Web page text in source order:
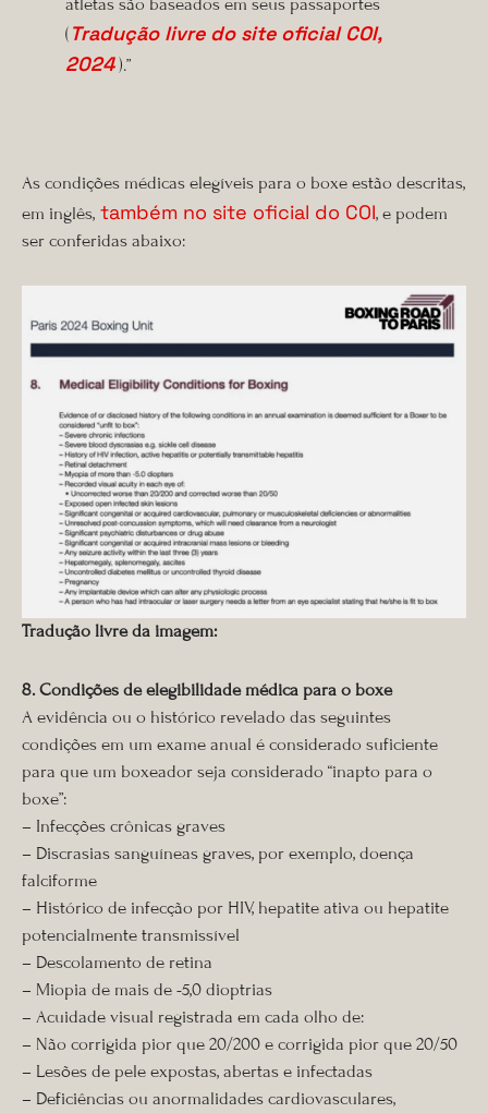
( Tradução livre do site oficial COI,
2024).”
As condições médicas elegíveis para o boxe estão descritas,
em inglês, também no site oficial do COI, e podem
ser conferidas abaixo:
Tradução livre da imagem:
8. Condições de elegibilidade médica para o boxe
A evidência ou o histórico revelado das seguintes
condições em um exame anual é considerado suficiente
para que um boxeador seja considerado “inapto para o
boxe”:
– Infecções crônicas graves
– Discrasias sanguíneas graves, por exemplo, doença
falciforme
– Histórico de infecção por HIV, hepatite ativa ou hepatite
potencialmente transmissível
– Descolamento de retina
– Miopia de mais de -5,0 dioptrias
– Acuidade visual registrada em cada olho de:
– Não corrigida pior que 20/200 e corrigida pior que 20/50
– Lesões de pele expostas, abertas e infectadas
– Deficiências ou anormalidades cardiovasculares,